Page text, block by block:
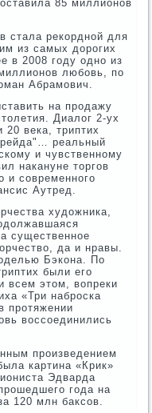
85 миллионов
стала рекордной для
из самых дорогих
в 2008 году одно из
любовь, по
Абрамович.
на продажу
Диалог 2-ух
20 века, триптих
реальный
и чувственному
накануне торгов
и современного
Аутред.
художника,
существенное
да и нравы.
Бэкона. По
были его
всем этом, вопреки
«Три наброска
протяжении
воссоединились
произведением
картина «Крик»
Эдварда
года на
120 млн баксов.